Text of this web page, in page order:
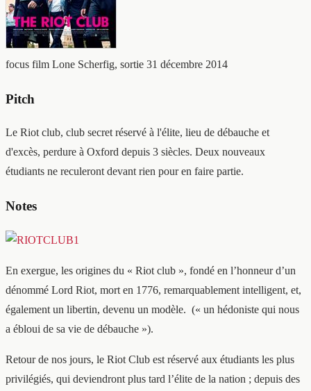
focus film Lone Scherfig, sortie 31 décembre 2014
Pitch
Le Riot club, club secret réservé à l'élite, lieu de débauche et
d'excès, perdure à Oxford depuis 3 siècles. Deux nouveaux
étudiants ne reculeront devant rien pour en faire partie.
Notes
En exergue, les origines du « Riot club », fondé en l’honneur d’un
dénommé Lord Riot, mort en 1776, remarquablement intelligent, et,
également un libertin, devenu un modèle. (« un hédoniste qui nous
a ébloui de sa vie de débauche »).
Retour de nos jours, le Riot Club est réservé aux étudiants les plus
privilégiés, qui deviendront plus tard l’élite de la nation ; depuis des